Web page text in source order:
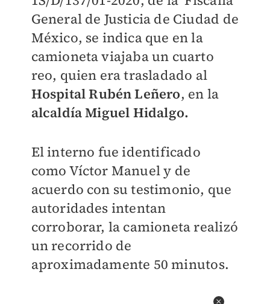
General de Justicia de Ciudad de
México, se indica que en la
camioneta viajaba un cuarto
reo, quien era trasladado al
Hospital Rubén Leñero, en la
alcaldía Miguel Hidalgo.
El interno fue identificado
como Víctor Manuel y de
acuerdo con su testimonio, que
autoridades intentan
corroborar, la camioneta realizó
un recorrido de
aproximadamente 50 minutos.